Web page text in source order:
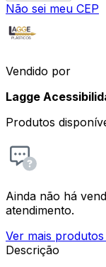
Não sei meu CEP
Vendido por
Lagge
Produtos
Ainda não há
atendimento.
Ver mais
Descrição